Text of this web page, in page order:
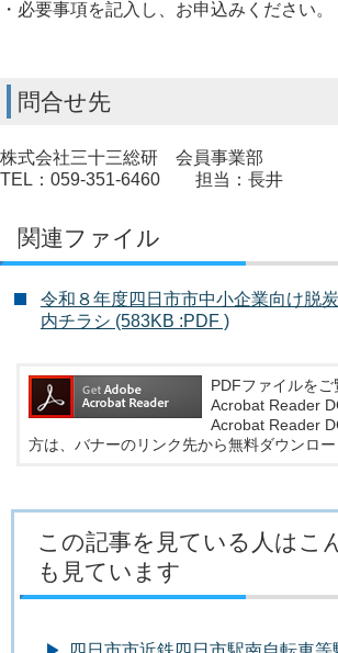
・必要事項を記入し、お申込みください。
問合せ先
株式会社三十三総研 会員事業部
TEL：059-351-6460 担当：長井
関連ファイル
令和８年度四日市市中小企業向け脱
内チラシ (583KB :PDF )
PDFファイルをご
Acrobat Reader
Acrobat Reader
方は、バナーのリンク先から無料ダウンロー
この記事を見ている人はこ
も見ています